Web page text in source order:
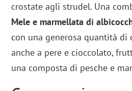
crostate agli strudel. Una
Mele e marmellata di
con una generosa quantità di
anche a pere e cioccolato,
una composta di pesche e